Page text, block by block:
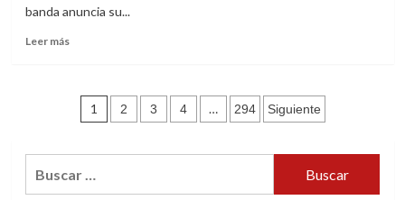
Way
2027
banda anuncia su...
Leer másLeer
Poet
Society
conciertos
en
España
Paginación
entradas
1 2 3 4 … 294 Siguiente